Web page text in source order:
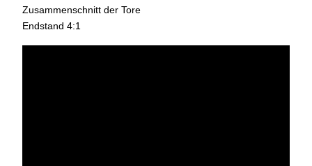
Zusammenschnitt der Tore
Endstand 4:1